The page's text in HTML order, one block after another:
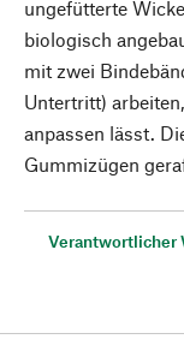
ungefütterte
biologisch
mit zwei
Untertritt)
anpassen lässt.
Gummizügen
Verantwortlicher